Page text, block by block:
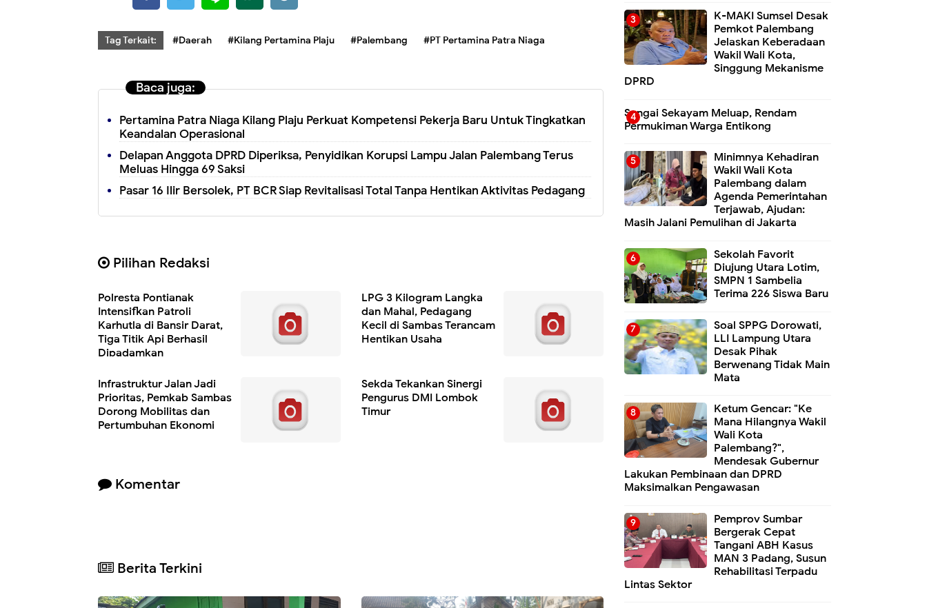
Tag Terkait: #Daerah #Kilang Pertamina Plaju #Palembang #PT Pertamina Patra Niaga
Baca juga:
Pertamina Patra Niaga Kilang Plaju Perkuat Kompetensi Pekerja Baru Untuk Tingkatkan
Keandalan Operasional
Delapan Anggota DPRD Diperiksa, Penyidikan Korupsi Lampu Jalan Palembang Terus
Meluas Hingga 69 Saksi
Pasar 16 Ilir Bersolek, PT BCR Siap Revitalisasi Total Tanpa Hentikan Aktivitas Pedagang
Pilihan Redaksi
Polresta Pontianak
Intensifkan Patroli
Karhutla di Bansir Darat,
Tiga Titik Api Berhasil
Dipadamkan
LPG 3 Kilogram Langka
dan Mahal, Pedagang
Kecil di Sambas Terancam
Hentikan Usaha
Infrastruktur Jalan Jadi
Prioritas, Pemkab Sambas
Dorong Mobilitas dan
Pertumbuhan Ekonomi
Sekda Tekankan Sinergi
Pengurus DMI Lombok
Timur
Komentar
Berita Terkini
K-MAKI Sumsel Desak
Pemkot Palembang
Jelaskan Keberadaan
Wakil Wali Kota,
Singgung Mekanisme
DPRD
Sungai Sekayam Meluap, Rendam
Permukiman Warga Entikong
Minimnya Kehadiran
Wakil Wali Kota
Palembang dalam
Agenda Pemerintahan
Terjawab, Ajudan:
Masih Jalani Pemulihan di Jakarta
Sekolah Favorit
Diujung Utara Lotim,
SMPN 1 Sambelia
Terima 226 Siswa Baru ‎
Soal SPPG Dorowati,
LLI Lampung Utara
Desak Pihak
Berwenang Tidak Main
Mata
Ketum Gencar: "Ke
Mana Hilangnya Wakil
Wali Kota
Palembang?",
Mendesak Gubernur
Lakukan Pembinaan dan DPRD
Maksimalkan Pengawasan
Pemprov Sumbar
Bergerak Cepat
Tangani ABH Kasus
MAN 3 Padang, Susun
Rehabilitasi Terpadu
Lintas Sektor